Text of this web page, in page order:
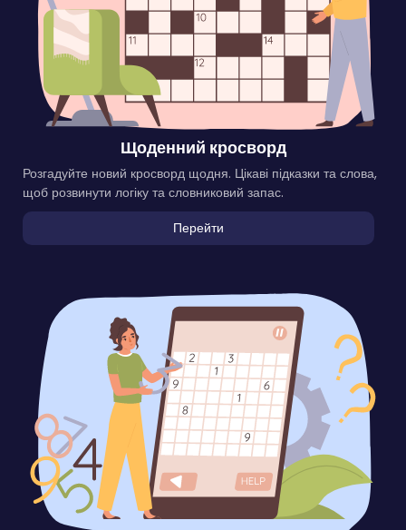
Щоденний кросворд
Розгадуйте новий кросворд щодня. Цікаві підказки та слова,
щоб розвинути логіку та словниковий запас.
Перейти